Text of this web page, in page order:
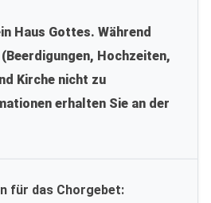
Haus Gottes. Während
Hochzeiten,
Kirche nicht zu
erhalten Sie an der
für das Chorgebet: